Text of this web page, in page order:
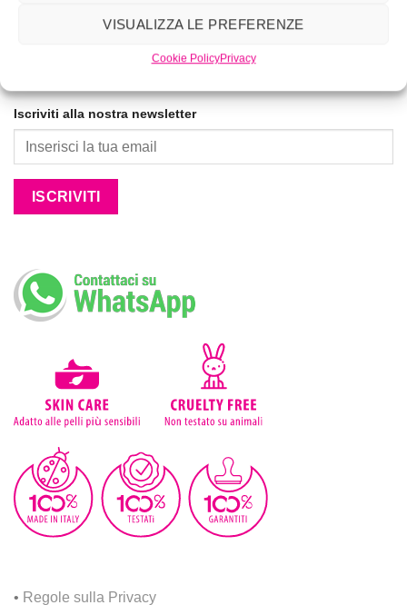
VISUALIZZA LE PREFERENZE
Cookie PolicyPrivacy
Iscriviti alla nostra newsletter
• Regole sulla Privacy